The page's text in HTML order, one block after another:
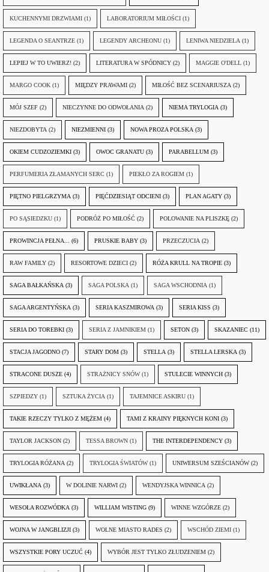
KUCHENNYMI DRZWIAMI (1) LABORATORIUM MIŁOŚCI (1)
LEGENDA O SEANTRZE (1) LEGENDY ARCHEONU (1) LENIWA NIEDZIELA (1)
LEPIEJ W TO UWIERZ! (2) LITERATURA W SPÓDNICY (2) MAGGIE O'DELL (1)
MARGO COOK (1) MIĘDZY PRAWAMI (2) MIŁOŚĆ BEZ SCENARIUSZA (2)
MÓJ SZEF (2) NIECZYNNE DO ODWOŁANIA (2) NIEMA TRYLOGIA (3)
NIEZDOBYTA (2) NIEZMIENNI (3) NOWA PROZA POLSKA (3)
OKIEM CUDZOZIEMKI (3) OWOC GRANATU (3) PARABELLUM (3)
PERFUMERIA ZŁAMANYCH SERC (1) PIEKŁO ZA ROGIEM (1)
PIĘTNO PIELGRZYMA (3) PIĘĆDZIESIĄT ODCIENI (3) PLAN AGATY (3)
PO SĄSIEDZKU (1) PODRÓŻ PO MIŁOŚĆ (2) POLOWANIE NA PLISZKĘ (2)
PROWINCJA PEŁNA... (6) PRUSKIE BABY (3) PRZECZUCIA (2)
RAW FAMILY (2) RESORTOWE DZIECI (2) RÓŻA KRULL NA TROPIE (3)
SAGA BAŁKAŃSKA (3) SAGA POLSKA (1) SAGA WSCHODNIA (1)
SAGA ARGENTYŃSKA (3) SERIA KASZMIROWA (3) SERIA KISS (3)
SERIA DO TOREBKI (3) SERIA Z JAMNIKIEM (1) SETON (3) SKAZANIEC (11)
STACJA JAGODNO (7) STARY DOM (3) STELLA (3) STELLA LERSKA (3)
STRACONE DUSZE (4) STRAŻNICY SNÓW (1) STULECIE WINNYCH (3)
SZPIEDZY (1) SZTUKA ŻYCIA (1) TAJEMNICE ASKIRU (1)
TAKIE RZECZY TYLKO Z MĘŻEM (4) TAMI Z KRAINY PIĘKNYCH KONI (3)
TAYLOR JACKSON (2) TESSA BROWN (1) THE INTERDEPENDENCY (3)
TRYLOGIA RÓŻANA (2) TRYLOGIA ŚWIATÓW (1) UNIWERSUM SZEŚCIANÓW (2)
UWIKŁANA (3) W DOLINIE NARWI (2) WENDYJSKA WINNICA (2)
WESOŁA ROZWÓDKA (3) WILLIAM WISTING (9) WINNE WZGÓRZE (2)
WOJNA W JANGBLIZJI (3) WOLNE MIASTO RADES (2) WSCHÓD ZIEMI (1)
WSZYSTKIE PORY UCZUĆ (4) WYBÓR JEST TYLKO ZŁUDZENIEM (2)